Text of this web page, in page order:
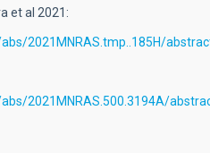
et al 2021:
2021MNRAS.tmp..185H/
2021MNRAS.500.3194A/